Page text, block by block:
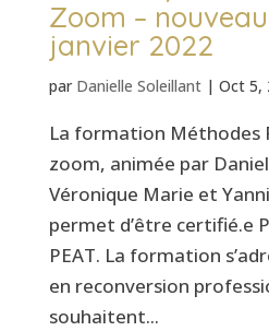
Zoom –
janvier 2022
par Danielle Soleillant| Oct 5,
La formation Méthodes
zoom, animée par
Véronique Marie et
permet d’être certifié.e
PEAT. La formation
en reconversion
souhaitent...